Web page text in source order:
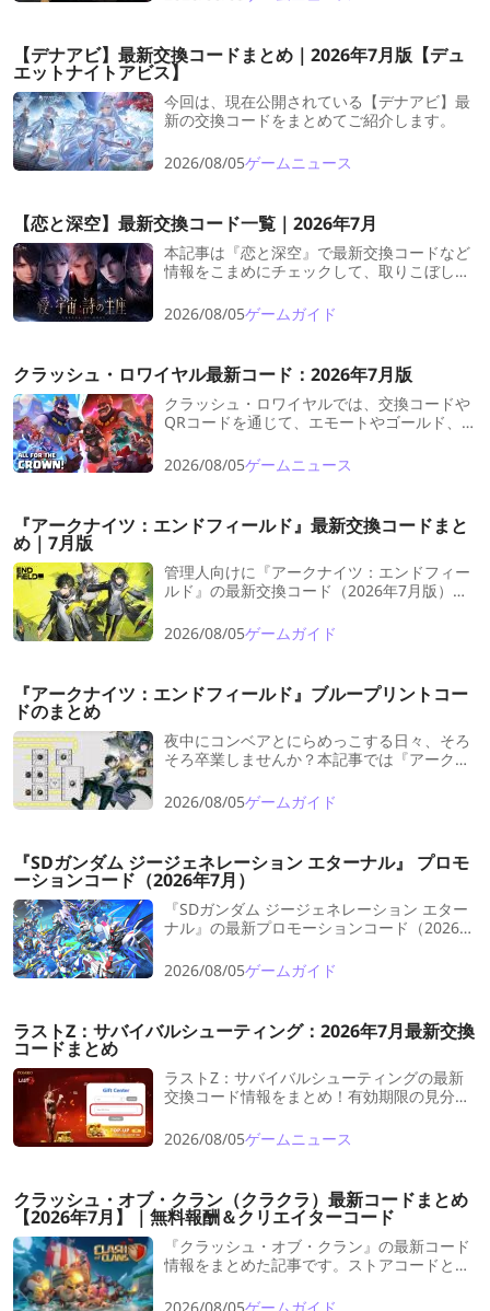
獲得できます。有効期限があるため、早めに
【デナアビ】最新交換コードまとめ｜2026年7月版【デュ
エットナイトアビス】
今回は、現在公開されている【デナアビ】最
新の交換コードをまとめてご紹介します。
2026/08/05ゲームニュース
【恋と深空】最新交換コード一覧｜2026年7月
本記事は『恋と深空』で最新交換コードなど
情報をこまめにチェックして、取りこぼしの
2026/08/05ゲームガイド
クラッシュ・ロワイヤル最新コード：2026年7月版
クラッシュ・ロワイヤルでは、交換コードや
QRコードを通じて、エモートやゴールド、チ
ります。本記事では、現在入手可能な最新コ
ード情報をはじめ、コードの使い方や注意点
報酬を獲得し、ゲームを有利に進めたい方
は、ぜひ最後までチェックしてみてくださ
2026/08/05ゲームニュース
『アークナイツ：エンドフィールド』最新交換コードまと
め｜7月版
管理人向けに『アークナイツ：エンドフィー
ルド』の最新交換コード（2026年7月版）を
えない原因、追加コードの探し方まで一気に
確認できます。期限切れ前にサクッと入力し
えましょう。
2026/08/05ゲームガイド
『アークナイツ：エンドフィールド』ブループリントコー
ドのまとめ
夜中にコンベアとにらめっこする日々、そろ
そろ卒業しませんか？本記事では『アークナ
リントコード」を徹底解説。仕組みから作り
方・導入手順、便利テンプレ集、リージョン
でまとめました。量産ラインを“ワンクリック
再現”して、工場の手戻りを減らし、探索と戦
闘に時間を回しましょう。
2026/08/05ゲームガイド
『SDガンダム ジージェネレーション エターナル』 プロモ
ーションコード（2026年7月）
『SDガンダム ジージェネレーション エター
ナル』の最新プロモーションコード（2026年
ナムコID連携の方法、期限切れコード一覧、
使えない原因と対処法も解説。ダイヤや各種
ェック。
2026/08/05ゲームガイド
ラストZ：サバイバルシューティング：2026年7月最新交換
コードまとめ
ラストZ：サバイバルシューティングの最新
交換コード情報をまとめ！有効期限の見分け
認→公式サイト→メール受取）、コードが使
えない原因と入手先（公式SNS/Discord）ま
2026/08/05ゲームニュース
クラッシュ・オブ・クラン（クラクラ）最新コードまとめ
【2026年7月】｜無料報酬＆クリエイターコード
『クラッシュ・オブ・クラン』の最新コード
情報をまとめた記事です。ストアコードとク
原因、無料報酬の入手方法までわかりやすく